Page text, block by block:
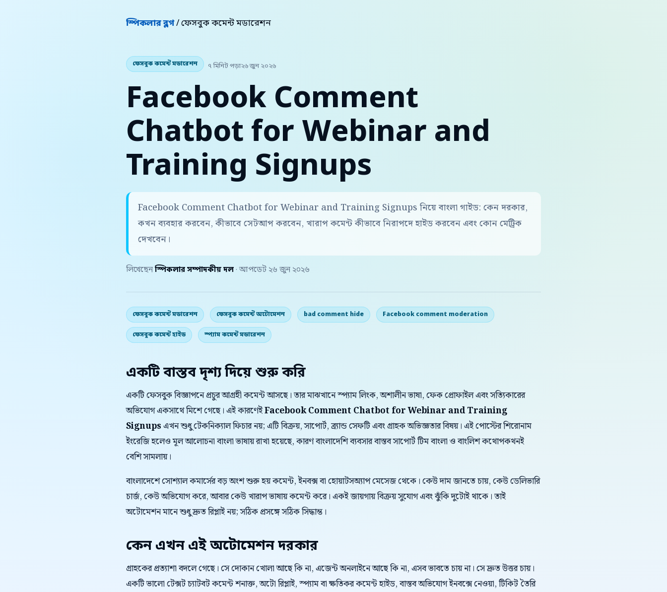
স্পিকলার ব্লগ/ ফেসবুক কমেন্ট মডারেশন
ফেসবুক কমেন্ট মডারেশন ৭ মিনিট পড়া২৬ জুন ২০২৬
Facebook Comment
Chatbot for Webinar and
Training Signups
Facebook Comment Chatbot for Webinar and Training Signups নিয়ে বাংলা গাইড: কেন দরকার,
কখন ব্যবহার করবেন, কীভাবে সেটআপ করবেন, খারাপ কমেন্ট কীভাবে নিরাপদে হাইড করবেন এবং কোন মেট্রিক
দেখবেন।
লিখেছেন স্পিকলার সম্পাদকীয় দল · আপডেট ২৬ জুন ২০২৬
ফেসবুক কমেন্ট মডারেশন ফেসবুক কমেন্ট অটোমেশন bad comment hide Facebook comment moderation
ফেসবুক কমেন্ট হাইড স্প্যাম কমেন্ট মডারেশন
একটি বাস্তব দৃশ্য দিয়ে শুরু করি
একটি ফেসবুক বিজ্ঞাপনে প্রচুর আগ্রহী কমেন্ট আসছে। তার মাঝখানে স্প্যাম লিংক, অশালীন ভাষা, ফেক প্রোফাইল এবং সত্যিকারের
অভিযোগ একসাথে মিশে গেছে। এই কারণেইFacebook Comment Chatbot for Webinar and Training
Signupsএখন শুধু টেকনিক্যাল ফিচার নয়; এটি বিক্রয়, সাপোর্ট, ব্র্যান্ড সেফটি এবং গ্রাহক অভিজ্ঞতার বিষয়। এই পোস্টের শিরোনাম
ইংরেজি হলেও মূল আলোচনা বাংলা ভাষায় রাখা হয়েছে, কারণ বাংলাদেশি ব্যবসার বাস্তব সাপোর্ট টিম বাংলা ও বাংলিশ কথোপকথনই
বেশি সামলায়।
বাংলাদেশে সোশ্যাল কমার্সের বড় অংশ শুরু হয় কমেন্ট, ইনবক্স বা হোয়াটসঅ্যাপ মেসেজ থেকে। কেউ দাম জানতে চায়, কেউ ডেলিভারি
চার্জ, কেউ অভিযোগ করে, আবার কেউ খারাপ ভাষায় কমেন্ট করে। একই জায়গায় বিক্রয় সুযোগ এবং ঝুঁকি দুটোই থাকে। তাই
অটোমেশন মানে শুধু দ্রুত রিপ্লাই নয়; সঠিক প্রসঙ্গে সঠিক সিদ্ধান্ত।
কেন এখন এই অটোমেশন দরকার
গ্রাহকের প্রত্যাশা বদলে গেছে। সে দোকান খোলা আছে কি না, এজেন্ট অনলাইনে আছে কি না, এসব ভাবতে চায় না। সে দ্রুত উত্তর চায়।
একটি ভালো টেক্সট চ্যাটবট কমেন্ট শনাক্ত, অটো রিপ্লাই, স্প্যাম বা ক্ষতিকর কমেন্ট হাইড, বাস্তব অভিযোগ ইনবক্সে নেওয়া, টিকিট তৈরি